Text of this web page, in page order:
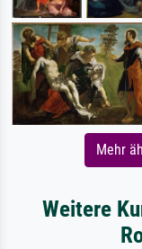
Mehr
Weitere